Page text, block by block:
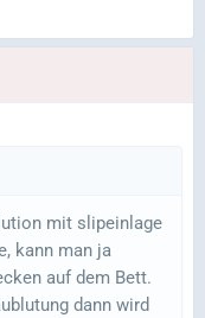
mit slipeinlage
kann man ja
auf dem Bett.
dann wird